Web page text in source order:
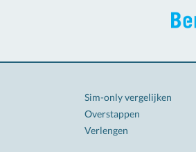
Sim-only vergelijken
Overstappen
Verlengen